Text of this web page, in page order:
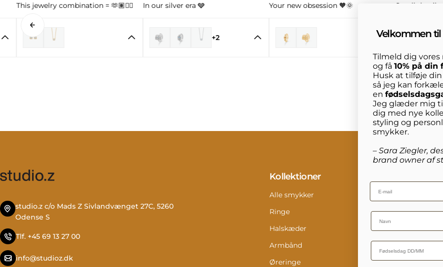
This jewelry combination = 🫶🏽👌🏼 In our silver era 🩶
+2
Your new obsession 🧡🌞 Small
studio.z c/o Mads Z Sivlandvænget 27C, 5260
Odense S
Tlf. +45 69 13 27 00
info@studioz.dk
Kollektioner
Alle smykker
Ringe
Halskæder
Armbånd
Øreringe
Velkommen til
Tilmeld dig
og få 10% på din
Husk at tilføje
så jeg kan
en
Jeg glæder mig
dig med nye
styling og
smykker.
– Sara Ziegler,
brand owner af
Email
Name